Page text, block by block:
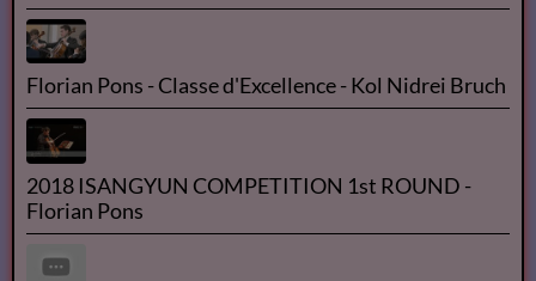
Florian Pons - Classe d'Excellence - Kol Nidrei Bruch
2018 ISANGYUN COMPETITION 1st ROUND -
Florian Pons